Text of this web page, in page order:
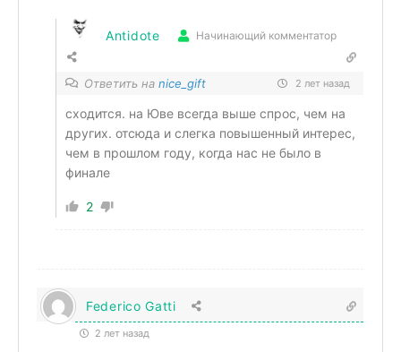
Antidote Начинающий комментатор
Ответить на nice_gift 2 лет назад
сходится. на Юве всегда выше спрос, чем на
других. отсюда и слегка повышенный интерес,
чем в прошлом году, когда нас не было в
финале
2
Federico Gatti
2 лет назад